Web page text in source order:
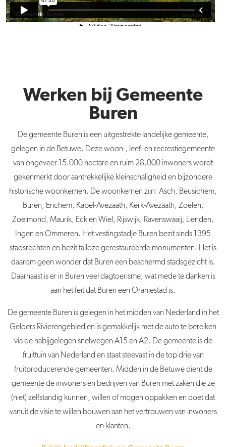
Werken bij Gemeente
Buren
Degemeente Buren is een uitgestrekte landelijkegemeente,
gelegen in de Betuwe. Deze woon-, leef- en recreatiegemeente
van ongeveer 15.000 hectare en ruim 28.000 inwoners wordt
gekenmerkt door aantrekkelijke kleinschaligheid en bijzondere
historische woonkernen. De woonkernen zijn: Asch, Beusichem,
Buren, Erichem, Kapel-Avezaath, Kerk-Avezaath, Zoelen,
Zoelmond, Maurik, Eck en Wiel, Rijswijk, Ravenswaaij, Lienden,
Ingen en Ommeren. Het vestingstadje Buren bezit sinds 1395
stadsrechten en bezit talloze gerestaureerde monumenten. Het is
daarom geen wonder dat Buren een beschermd stadsgezicht is.
Daarnaast is er in Buren veel dagtoerisme, wat mede te danken is
aan het feit dat Buren een Oranjestad is.
Degemeente Buren is gelegen in het midden van Nederland in het
Gelders Rivierengebied en is gemakkelijk met de auto te bereiken
via de nabijgelegen snelwegen A15 en A2. De gemeenteis de
fruittuin van Nederland en staat steevast in de top drie van
fruitproducerende gemeenten. Midden in de Betuwe dient de
gemeente de inwoners en bedrijven van Buren met zaken die ze
(niet) zelfstandig kunnen, willen of mogen oppakken en doet dat
vanuit de visie te willen bouwen aan het vertrouwen van inwoners
en klanten.